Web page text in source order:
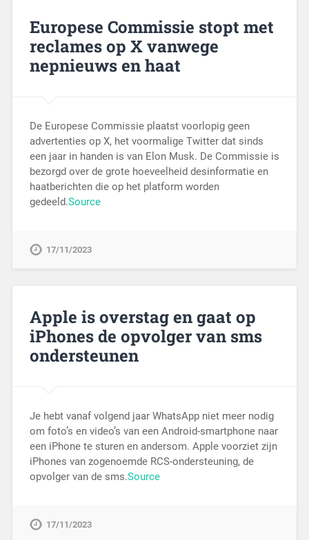
Europese Commissie stopt met
reclames op X vanwege
nepnieuws en haat
De Europese Commissie plaatst voorlopig geen
advertenties op X, het voormalige Twitter dat sinds
een jaar in handen is van Elon Musk. De Commissie is
bezorgd over de grote hoeveelheid desinformatie en
haatberichten die op het platform worden
gedeeld.Source
17/11/2023
Apple is overstag en gaat op
iPhones de opvolger van sms
ondersteunen
Je hebt vanaf volgend jaar WhatsApp niet meer nodig
om foto’s en video’s van een Android-smartphone naar
een iPhone te sturen en andersom. Apple voorziet zijn
iPhones van zogenoemde RCS-ondersteuning, de
opvolger van de sms.Source
17/11/2023